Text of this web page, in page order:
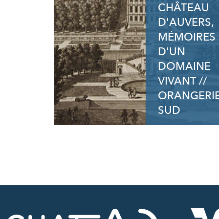
CHÂTEAU
D'AUVERS,
MÉMOIRES
D'UN
DOMAINE
VIVANT //
SUD